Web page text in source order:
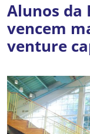
Alunos da
vencem
venture